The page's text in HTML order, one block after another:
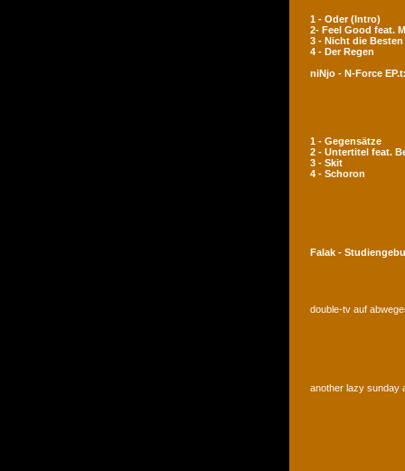
1 - Oder (Intro)
2- Feel Good feat.
3 - Nicht die Besten
4 - Der Regen
niNjo - N-Force
1 - Gegensätze
2 - Untertitel feat.
3 - Skit
4 - Schoron
Falak -
double-tv auf
another lazy sunday